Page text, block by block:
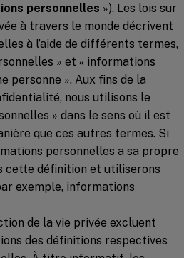
personnelles »). Les lois sur
à travers le monde décrivent
à l’aide de différents termes,
» et « informations
personne ». Aux fins de la
nous utilisons le
» dans le sens où il est
que ces autres termes. Si
personnelles a sa propre
cette définition et utiliserons
exemple, informations
de la vie privée excluent
des définitions respectives